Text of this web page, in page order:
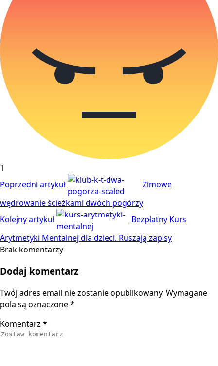
1
Poprzedni artykuł
Zimowe
wędrowanie ścieżkami dwóch pogórzy
Kolejny artykuł
Bezpłatny Kurs
Arytmetyki Mentalnej dla dzieci. Ruszają zapisy
Brak komentarzy
Dodaj komentarz
Twój adres email nie zostanie opublikowany. Wymagane
pola są oznaczone*
Komentarz *